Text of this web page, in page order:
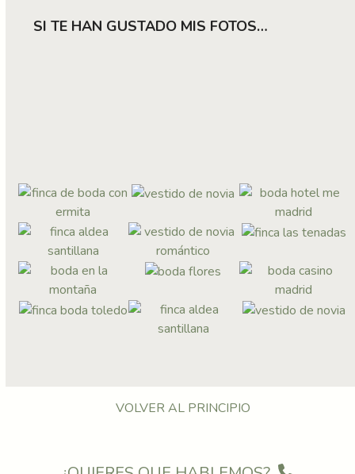
SI TE HAN GUSTADO MIS FOTOS…
VOLVER AL PRINCIPIO